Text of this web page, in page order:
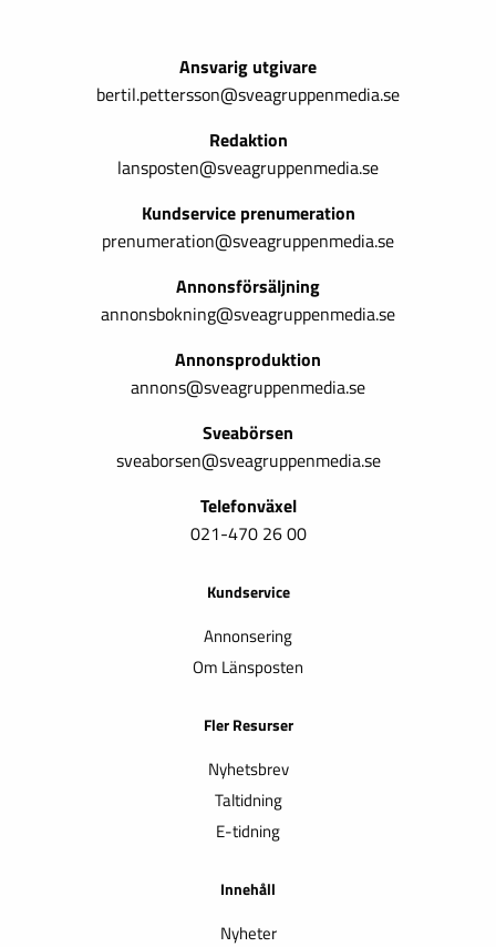
Ansvarig utgivare
bertil.pettersson@sveagruppenmedia.se
Redaktion
lansposten@sveagruppenmedia.se
Kundservice prenumeration
prenumeration@sveagruppenmedia.se
Annonsförsäljning
annonsbokning@sveagruppenmedia.se
Annonsproduktion
annons@sveagruppenmedia.se
Sveabörsen
sveaborsen@sveagruppenmedia.se
Telefonväxel
021-470 26 00
Kundservice
Annonsering
Om Länsposten
Fler Resurser
Nyhetsbrev
Taltidning
E-tidning
Innehåll
Nyheter